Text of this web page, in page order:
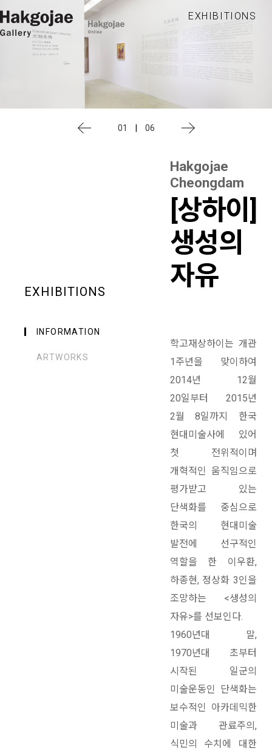
EXHIBITIONS
01 06
EXHIBITIONS
INFORMATION
ARTWORKS
Hakgojae
Cheongdam
[상하이]
생성의
자유
학고재상하이는 개관
1주년을 맞이하여
2014년 12월
20일부터 2015년
2월 8일까지 한국
현대미술사에 있어
첫 전위적이며
개혁적인 움직임으로
평가받고 있는
단색화를 중심으로
한국의 현대미술
발전에 선구적인
역할을 한 이우환,
하종현, 정상화 3인을
조망하는 <생성의
자유>를 선보인다.
1960년대 말,
1970년대 초부터
시작된 일군의
미술운동인 단색화는
보수적인 아카데믹한
미술과 관료주의,
식민의 수치에 대한